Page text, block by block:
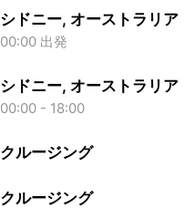
シドニー, オーストラリア
00:00 出発
シドニー, オーストラリア
00:00 - 18:00
クルージング
クルージング